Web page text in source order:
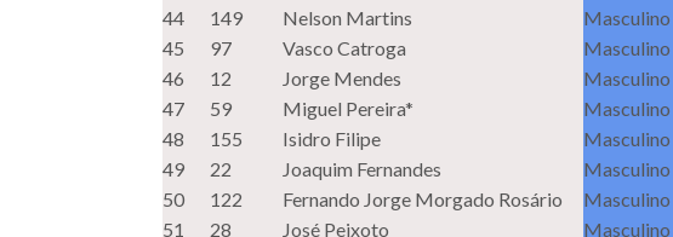
44
149 Nelson Martins Masculino
45
97 Vasco Catroga Masculino
46
12 Jorge Mendes Masculino
47
59 Miguel Pereira* Masculino
48
155 Isidro Filipe Masculino
49
22 Joaquim Fernandes Masculino
50
122 Fernando Jorge Morgado Rosário Masculino
51
28 José Peixoto Masculino